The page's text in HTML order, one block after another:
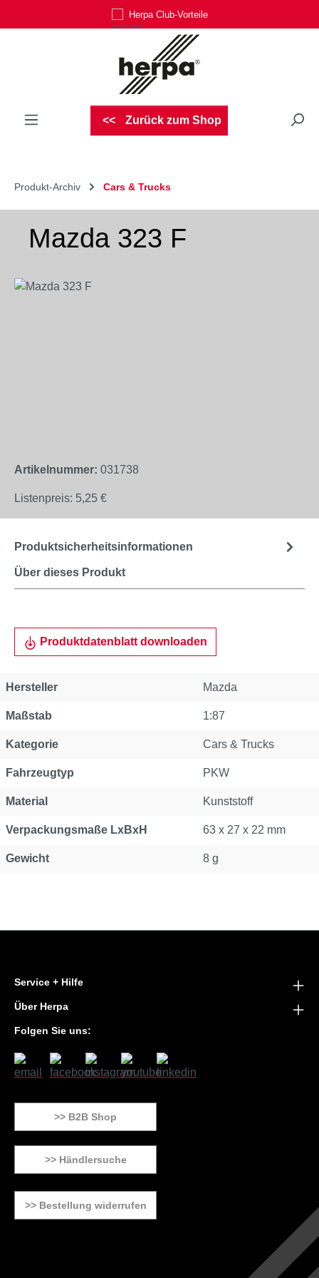
Zum Hauptinhalt springenHerpa Club-Vorteile
Zurück zum Shop
Produkt-Archiv Cars & Trucks
Mazda 323 F
Bildergalerie überspringen
Artikelnummer: 031738
Listenpreis: 5,25 €
Über dieses Produkt
Produktsicherheitsinformationen
Produktdatenblatt downloaden
Hersteller Mazda
Maßstab 1:87
Kategorie Cars & Trucks
Fahrzeugtyp PKW
Material Kunststoff
Verpackungsmaße LxBxH 63 x 27 x 22 mm
Gewicht 8 g
Service + Hilfe
Über Herpa
Folgen Sie uns:
>> B2B Shop
>> Händlersuche
>> Bestellung widerrufen